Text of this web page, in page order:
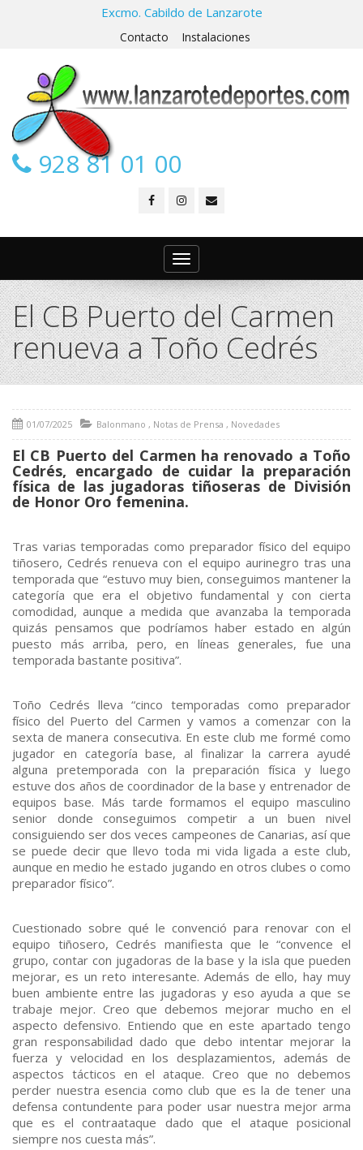
Excmo. Cabildo de Lanzarote
Contacto Instalaciones
928 81 01 00
Toggle
navigation
El CB Puerto del Carmen
renueva a Toño Cedrés
01/07/2025 Balonmano , Notas de Prensa , Novedades
El CB Puerto del Carmen ha renovado a Toño
Cedrés, encargado de cuidar la preparación
física de las jugadoras tiñoseras de División
de Honor Oro femenina.
Tras varias temporadas como preparador físico del equipo
tiñosero, Cedrés renueva con el equipo aurinegro tras una
temporada que “estuvo muy bien, conseguimos mantener la
categoría que era el objetivo fundamental y con cierta
comodidad, aunque a medida que avanzaba la temporada
quizás pensamos que podríamos haber estado en algún
puesto más arriba, pero, en líneas generales, fue una
temporada bastante positiva”.
Toño Cedrés lleva “cinco temporadas como preparador
físico del Puerto del Carmen y vamos a comenzar con la
sexta de manera consecutiva. En este club me formé como
jugador en categoría base, al finalizar la carrera ayudé
alguna pretemporada con la preparación física y luego
estuve dos años de coordinador de la base y entrenador de
equipos base. Más tarde formamos el equipo masculino
senior donde conseguimos competir a un buen nivel
consiguiendo ser dos veces campeones de Canarias, así que
se puede decir que llevo toda mi vida ligada a este club,
aunque en medio he estado jugando en otros clubes o como
preparador físico”.
Cuestionado sobre qué le convenció para renovar con el
equipo tiñosero, Cedrés manifiesta que le “convence el
grupo, contar con jugadoras de la base y la isla que pueden
mejorar, es un reto interesante. Además de ello, hay muy
buen ambiente entre las jugadoras y eso ayuda a que se
trabaje mejor. Creo que debemos mejorar mucho en el
aspecto defensivo. Entiendo que en este apartado tengo
gran responsabilidad dado que debo intentar mejorar la
fuerza y velocidad en los desplazamientos, además de
aspectos tácticos en el ataque. Creo que no debemos
perder nuestra esencia como club que es la de tener una
defensa contundente para poder usar nuestra mejor arma
que es el contraataque dado que el ataque posicional
siempre nos cuesta más”.